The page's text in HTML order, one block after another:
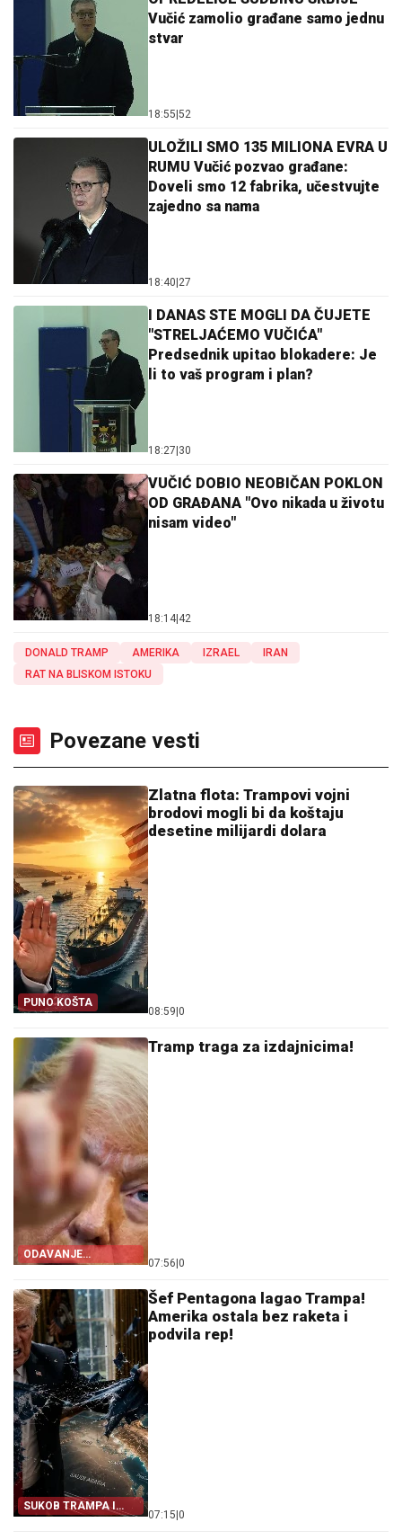
Vučić zamolio građane samo jednu
stvar
18:55 52
ULOŽILI SMO 135 MILIONA EVRA U
RUMU Vučić pozvao građane:
Doveli smo 12 fabrika, učestvujte
zajedno sa nama
18:40 27
I DANAS STE MOGLI DA ČUJETE
"STRELJAĆEMO VUČIĆA"
Predsednik upitao blokadere: Je
li to vaš program i plan?
18:27 30
VUČIĆ DOBIO NEOBIČAN POKLON
OD GRAĐANA "Ovo nikada u životu
nisam video"
18:14 42
DONALD TRAMP AMERIKA IZRAEL
IRAN
RAT NA BLISKOM ISTOKU
Povezane vesti
PUNO KOŠTA
Zlatna flota: Trampovi vojni
brodovi mogli bi da koštaju
desetine milijardi dolara
08:59 0
ODAVANJE
INFORMACIJA
Tramp traga za izdajnicima!
07:56 0
SUKOB TRAMPA I
HEGSETA
Šef Pentagona lagao Trampa!
Amerika ostala bez raketa i
podvila rep!
07:15 0